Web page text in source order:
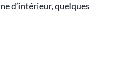
d’intérieur, quelques